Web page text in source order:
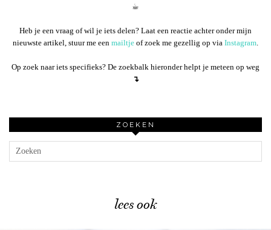
☕︎
Heb je een vraag of wil je iets delen? Laat een reactie achter onder mijn
nieuwste artikel, stuur me een mailtje of zoek me gezellig op via Instagram.
Op zoek naar iets specifieks? De zoekbalk hieronder helpt je meteen op weg
↴
ZOEKEN
lees ook